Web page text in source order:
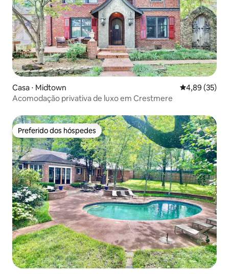
Casa ⋅ Midtown 4,89 de uma
4,89 (35)
Acomodação privativa de luxo em Crestmere
Preferido dos hóspedes
Preferido dos hóspedes